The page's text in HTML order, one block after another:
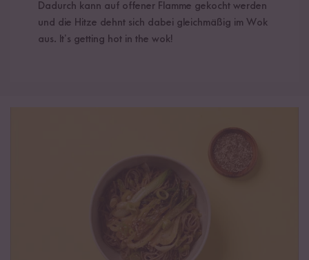
Dadurch kann auf offener Flamme gekocht werden
und die Hitze dehnt sich dabei gleichmäßig im Wok
aus. It’s getting hot in the wok!